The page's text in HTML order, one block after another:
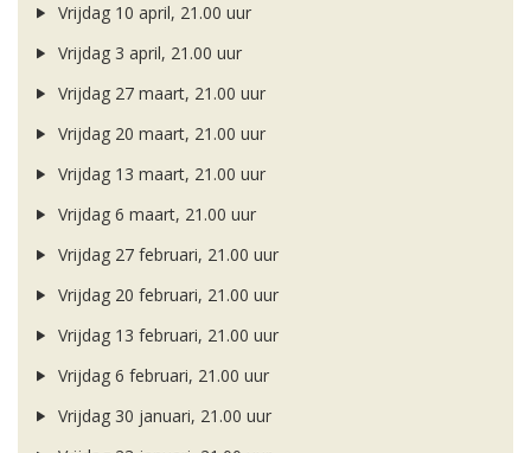
Vrijdag 10 april, 21.00 uur
Vrijdag 3 april, 21.00 uur
Vrijdag 27 maart, 21.00 uur
Vrijdag 20 maart, 21.00 uur
Vrijdag 13 maart, 21.00 uur
Vrijdag 6 maart, 21.00 uur
Vrijdag 27 februari, 21.00 uur
Vrijdag 20 februari, 21.00 uur
Vrijdag 13 februari, 21.00 uur
Vrijdag 6 februari, 21.00 uur
Vrijdag 30 januari, 21.00 uur